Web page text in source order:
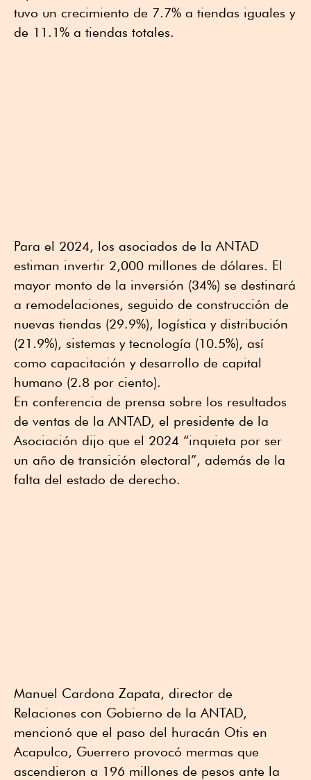
tuvo un crecimiento de 7.7% a tiendas iguales y
de 11.1% a tiendas totales.
Para el 2024, los asociados de la ANTAD
estiman invertir 2,000 millones de dólares. El
mayor monto de la inversión (34%) se destinará
a remodelaciones, seguido de construcción de
nuevas tiendas (29.9%), logística y distribución
(21.9%), sistemas y tecnología (10.5%), así
como capacitación y desarrollo de capital
humano (2.8 por ciento).
En conferencia de prensa sobre los resultados
de ventas de la ANTAD, el presidente de la
Asociación dijo que el 2024 “inquieta por ser
un año de transición electoral”, además de la
falta del estado de derecho.
Manuel Cardona Zapata, director de
Relaciones con Gobierno de la ANTAD,
mencionó que el paso del huracán Otis en
Acapulco, Guerrero provocó mermas que
ascendieron a 196 millones de pesos ante la